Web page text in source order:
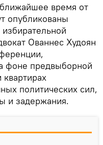
время от
опубликованы
Ованнес Худоян
фоне предвыборной
политических сил,
и задержания.